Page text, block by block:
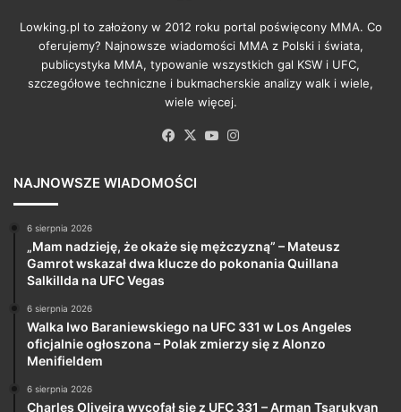
Lowking.pl to założony w 2012 roku portal poświęcony MMA. Co
oferujemy? Najnowsze wiadomości MMA z Polski i świata,
publicystyka MMA, typowanie wszystkich gal KSW i UFC,
szczegółowe techniczne i bukmacherskie analizy walk i wiele,
wiele więcej.
Facebook
X YouTube
NAJNOWSZE WIADOMOŚCI
6 sierpnia 2026
„Mam nadzieję, że okaże się mężczyzną” – Mateusz
Gamrot wskazał dwa klucze do pokonania Quillana
Salkillda na UFC Vegas
6 sierpnia 2026
Walka Iwo Baraniewskiego na UFC 331 w Los Angeles
oficjalnie ogłoszona – Polak zmierzy się z Alonzo
Menifieldem
6 sierpnia 2026
Charles Oliveira wycofał się z UFC 331 – Arman Tsarukyan